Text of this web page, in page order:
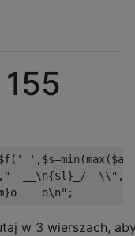
155
__\n{$l}_/
w 3 wierszach,